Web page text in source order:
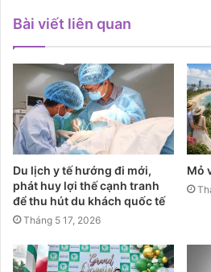
Bài viết liên quan
Du lịch y tế hướng đi mới,
phát huy lợi thế cạnh tranh
để thu hút du khách quốc tế
Tháng 5 17, 2026
Mỏ